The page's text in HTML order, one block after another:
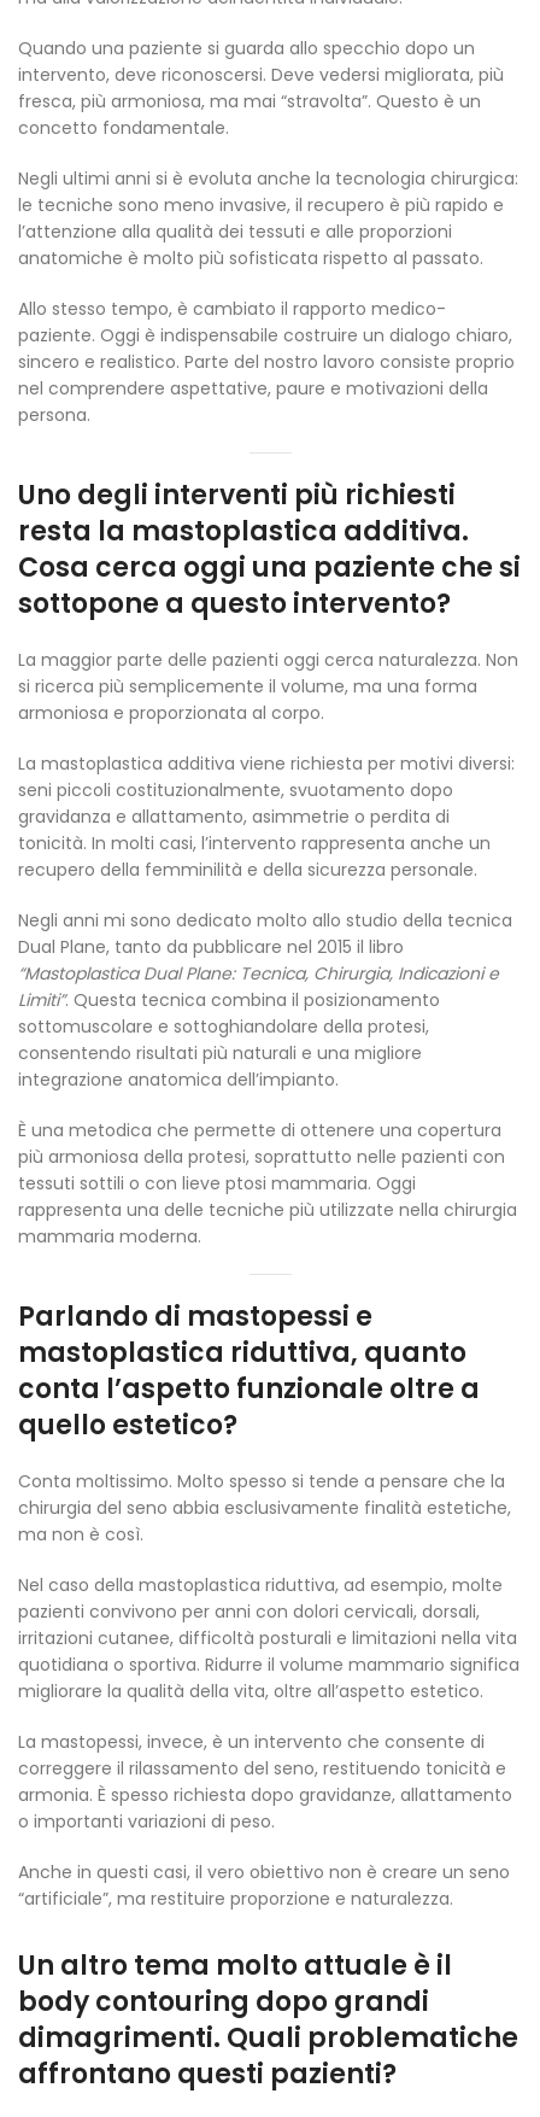
Quando una paziente si guarda allo specchio dopo un
intervento, deve riconoscersi. Deve vedersi migliorata, più
fresca, più armoniosa, ma mai “stravolta”. Questo è un
concetto fondamentale.
Negli ultimi anni si è evoluta anche la tecnologia chirurgica:
le tecniche sono meno invasive, il recupero è più rapido e
l’attenzione alla qualità dei tessuti e alle proporzioni
anatomiche è molto più sofisticata rispetto al passato.
Allo stesso tempo, è cambiato il rapporto medico-
paziente. Oggi è indispensabile costruire un dialogo chiaro,
sincero e realistico. Parte del nostro lavoro consiste proprio
nel comprendere aspettative, paure e motivazioni della
persona.
Uno degli interventi più richiesti
resta la mastoplastica additiva.
Cosa cerca oggi una paziente che si
sottopone a questo intervento?
La maggior parte delle pazienti oggi cerca naturalezza. Non
si ricerca più semplicemente il volume, ma una forma
armoniosa e proporzionata al corpo.
La mastoplastica additiva viene richiesta per motivi diversi:
seni piccoli costituzionalmente, svuotamento dopo
gravidanza e allattamento, asimmetrie o perdita di
tonicità. In molti casi, l’intervento rappresenta anche un
recupero della femminilità e della sicurezza personale.
Negli anni mi sono dedicato molto allo studio della tecnica
Dual Plane, tanto da pubblicare nel 2015 il libro
“Mastoplastica Dual Plane: Tecnica, Chirurgia, Indicazioni e
Limiti”. Questa tecnica combina il posizionamento
sottomuscolare e sottoghiandolare della protesi,
consentendo risultati più naturali e una migliore
integrazione anatomica dell’impianto.
È una metodica che permette di ottenere una copertura
più armoniosa della protesi, soprattutto nelle pazienti con
tessuti sottili o con lieve ptosi mammaria. Oggi
rappresenta una delle tecniche più utilizzate nella chirurgia
mammaria moderna.
Parlando di mastopessi e
mastoplastica riduttiva, quanto
conta l’aspetto funzionale oltre a
quello estetico?
Conta moltissimo. Molto spesso si tende a pensare che la
chirurgia del seno abbia esclusivamente finalità estetiche,
ma non è così.
Nel caso della mastoplastica riduttiva, ad esempio, molte
pazienti convivono per anni con dolori cervicali, dorsali,
irritazioni cutanee, difficoltà posturali e limitazioni nella vita
quotidiana o sportiva. Ridurre il volume mammario significa
migliorare la qualità della vita, oltre all’aspetto estetico.
La mastopessi, invece, è un intervento che consente di
correggere il rilassamento del seno, restituendo tonicità e
armonia. È spesso richiesta dopo gravidanze, allattamento
o importanti variazioni di peso.
Anche in questi casi, il vero obiettivo non è creare un seno
“artificiale”, ma restituire proporzione e naturalezza.
Un altro tema molto attuale è il
body contouring dopo grandi
dimagrimenti. Quali problematiche
affrontano questi pazienti?